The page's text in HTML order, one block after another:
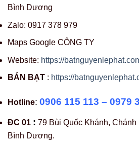
Bình Dương
Zalo: 0917 378 979
Maps Google CÔNG TY
Website: https://
BÁN BẠT : https://
Hotline: 0906 115 113 – 0979
ĐC 01 : 79 Bùi Quốc Khánh, Chánh
Bình Dương.